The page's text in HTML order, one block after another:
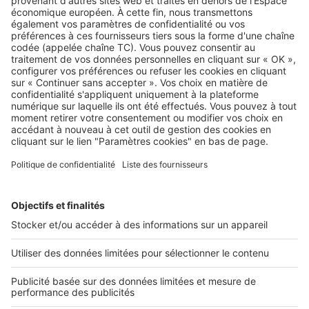
décrocher le meilleur taux
SeLoger neuf c'est aussi...
Déposer une annonce sur SeLoger
SELOGER NEUF
Conditions Générales d'Utilisation
Politique Générale de Protection des Données
PROFESSIONNELS